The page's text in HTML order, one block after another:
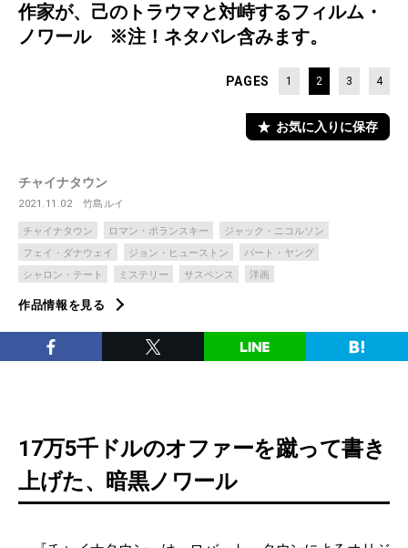
作家が、己のトラウマと対峙するフィルム・
ノワール ※注！ネタバレ含みます。
PAGES 1 2 3 4
お気に入りに保存
チャイナタウン
2021.11.02 竹島ルイ
チャイナタウン ロマン・ポランスキー
ジャック・ニコルソン
フェイ・ダナウェイ
ジョン・ヒューストン
バート・ヤング
シャロン・テート
ミステリー サスペンス 洋画
作品情報を見る
17万5千ドルのオファーを蹴って書き
上げた、暗黒ノワール